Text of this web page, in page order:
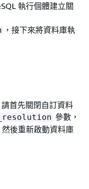
執行個體建立關
，接下來將資料庫執
首先關閉自訂資料
參數，
後重新啟動資料庫